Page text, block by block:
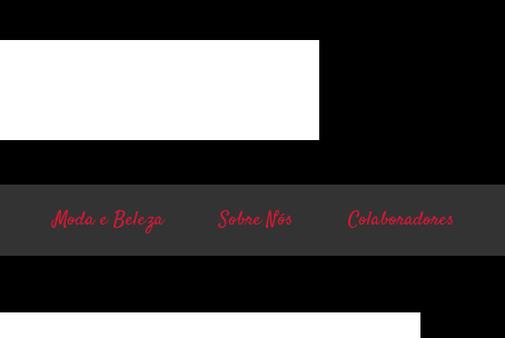
Moda e Beleza Sobre Nós Colaboradores